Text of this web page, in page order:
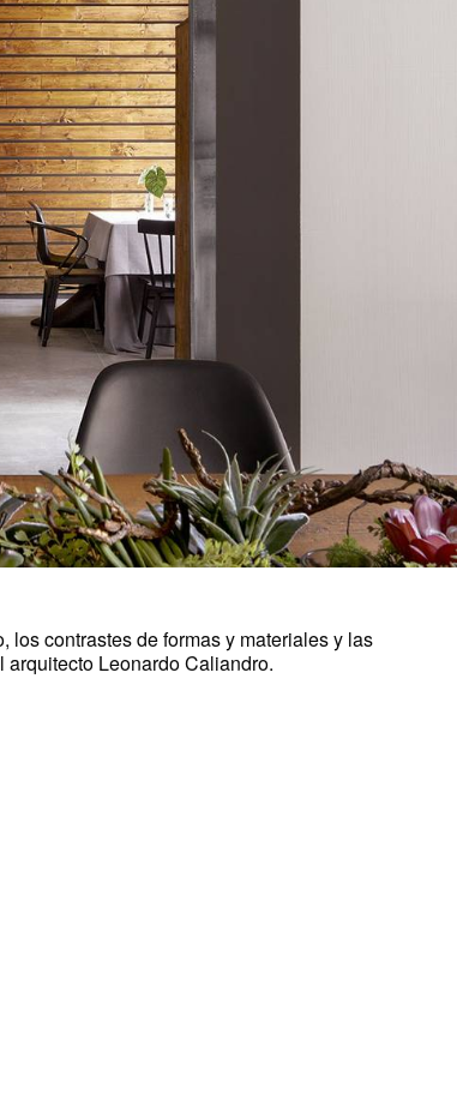
ROYAL TRAVERTINO
contrastes de formas y materiales y las
Leonardo Caliandro.